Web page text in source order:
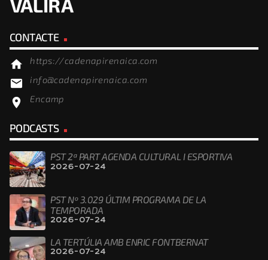
CONTACTE
home https://cadenapirenaica.com
email info@cadenapirenaica.com
location_on Encamp
PODCASTS
PST 2ª PART AGENDA CULTURAL I ESPORTIVA
2026-07-24
PST Nº 3.029 ÚLTIM PROGRAMA DE LA
TEMPORADA
2026-07-24
LA TERTÚLIA AMB ENRIC FONTBERNAT
2026-07-24